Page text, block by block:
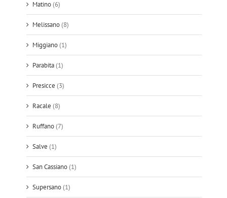
Matino(6)
Melissano(8)
Miggiano(1)
Parabita(1)
Presicce (3)
Racale (8)
Ruffano(7)
Salve (1)
San Cassiano(1)
Supersano(1)